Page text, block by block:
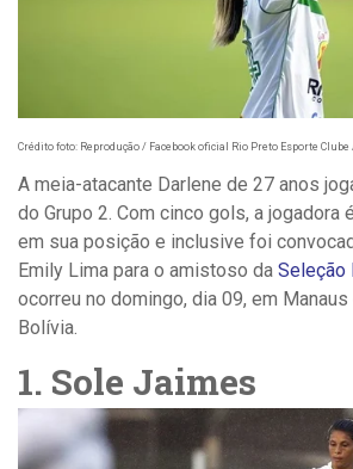
Crédito foto: Reprodução / Facebook oficial Rio Preto Esporte
A meia-atacante Darlene de 27 anos
do Grupo 2. Com cinco gols, a jogadora
em sua posição e inclusive foi
Emily Lima para o amistoso da Seleção
ocorreu no domingo, dia 09, em
Bolívia.
1. Sole Jaimes